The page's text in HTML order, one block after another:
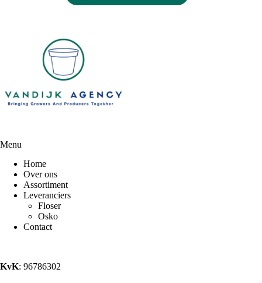
Menu
Home
Over ons
Assortiment
Leveranciers
Floser
Osko
Contact
KvK: 96786302